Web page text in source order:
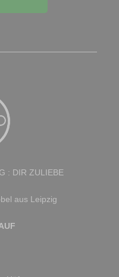
: DIR ZULIEBE
aus Leipzig